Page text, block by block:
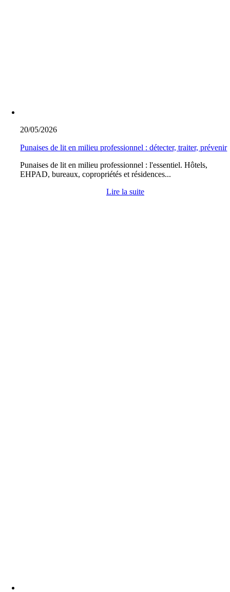
20/05/2026
Punaises de lit en milieu professionnel : détecter, traiter, prévenir
Punaises de lit en milieu professionnel : l'essentiel. Hôtels,
EHPAD, bureaux, copropriétés et résidences...
Lire la suite